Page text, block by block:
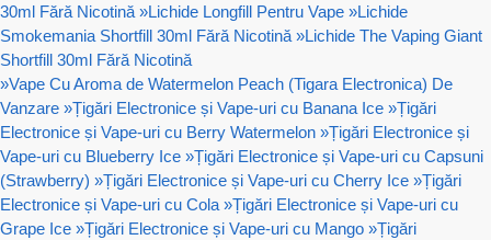
30ml Fără Nicotină »Lichide Longfill Pentru Vape »Lichide
Smokemania Shortfill 30ml Fără Nicotină »Lichide The Vaping Giant
Shortfill 30ml Fără Nicotină
»Vape Cu Aroma de Watermelon Peach (Tigara Electronica) De
Vanzare »Țigări Electronice și Vape-uri cu Banana Ice »Țigări
Electronice și Vape-uri cu Berry Watermelon »Țigări Electronice și
Vape-uri cu Blueberry Ice »Țigări Electronice și Vape-uri cu Capsuni
(Strawberry) »Țigări Electronice și Vape-uri cu Cherry Ice »Țigări
Electronice și Vape-uri cu Cola »Țigări Electronice și Vape-uri cu
Grape Ice »Țigări Electronice și Vape-uri cu Mango »Țigări